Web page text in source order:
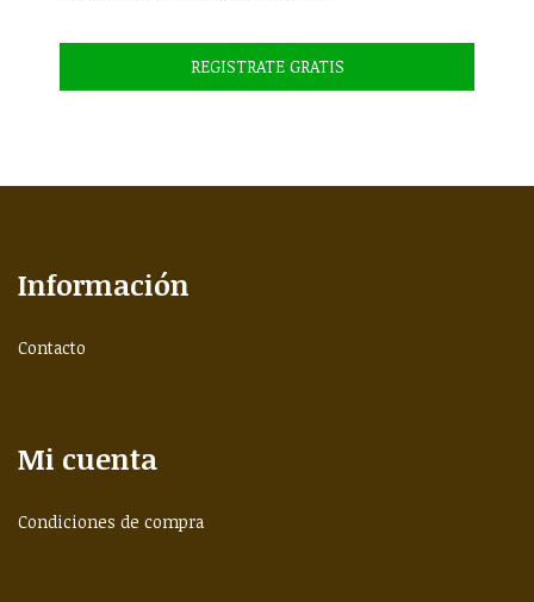
REGISTRATE GRATIS
Información
Contacto
Mi cuenta
Condiciones de compra